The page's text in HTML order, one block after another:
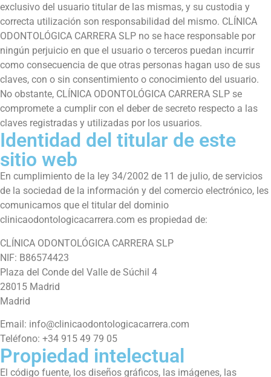
exclusivo del usuario titular de las mismas, y su custodia y
correcta utilización son responsabilidad del mismo. CLÍNICA
ODONTOLÓGICA CARRERA SLP no se hace responsable por
ningún perjuicio en que el usuario o terceros puedan incurrir
como consecuencia de que otras personas hagan uso de sus
claves, con o sin consentimiento o conocimiento del usuario.
No obstante, CLÍNICA ODONTOLÓGICA CARRERA SLP se
compromete a cumplir con el deber de secreto respecto a las
claves registradas y utilizadas por los usuarios.
Identidad del titular de este
sitio web
En cumplimiento de la ley 34/2002 de 11 de julio, de servicios
de la sociedad de la información y del comercio electrónico, les
comunicamos que el titular del dominio
clinicaodontologicacarrera.com es propiedad de:
CLÍNICA ODONTOLÓGICA CARRERA SLP
NIF: B86574423
Plaza del Conde del Valle de Súchil 4
28015 Madrid
Madrid
Email: info@clinicaodontologicacarrera.com
Teléfono: +34 915 49 79 05
Propiedad intelectual
El código fuente, los diseños gráficos, las imágenes, las